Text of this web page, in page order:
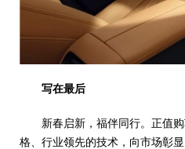
写在最后
新春启新，福伴同行。正值
格、行业领先的技术，向市场彰